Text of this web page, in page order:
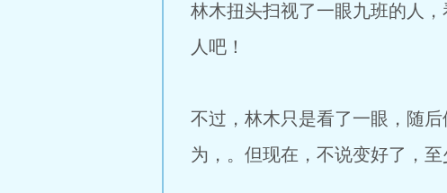
林木扭头扫视了一眼九班的人
人吧！
不过，林木只是看了一眼，随
为，。但现在，不说变好了，至